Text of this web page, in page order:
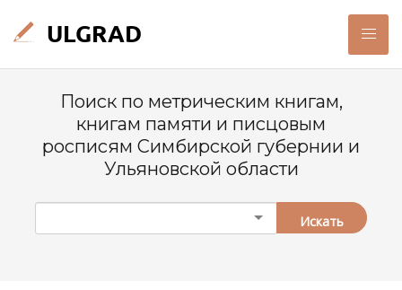
Поиск по метрическим книгам,
книгам памяти и писцовым
росписям Симбирской губернии и
Ульяновской области
Искать